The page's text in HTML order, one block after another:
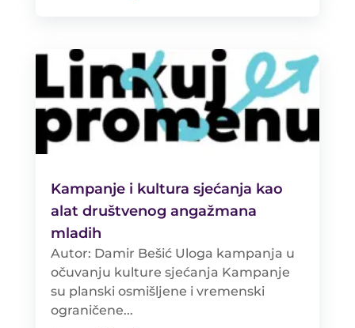
Kampanje i kultura sjećanja kao
alat društvenog angažmana
mladih
Autor: Damir Bešić Uloga kampanja u
očuvanju kulture sjećanja Kampanje
su planski osmišljene i vremenski
ograničene...